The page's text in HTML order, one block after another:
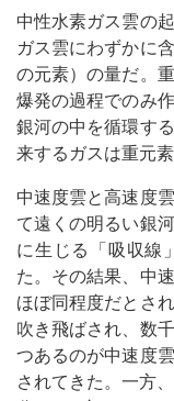
中性水素ガス雲の
ガス雲にわずかに
の元素）の量だ。
爆発の過程でのみ
銀河の中を循環す
来するガスは重元
中速度雲と高速度
て遠くの明るい銀
に生じる「吸収線
た。その結果、中
ほぼ同程度だとさ
吹き飛ばされ、数
つあるのが中速度
されてきた。一方